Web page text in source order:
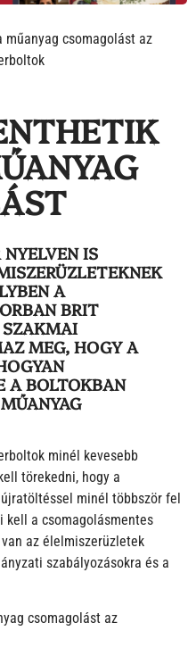
IS
A
BRIT
SZAKMAI
MEG, HOGY A
A BOLTOKBAN
minél kevesebb
törekedni, hogy a
minél többször fel
kell a csomagolásmentes
az élelmiszerüzletek
szabályozásokra és a